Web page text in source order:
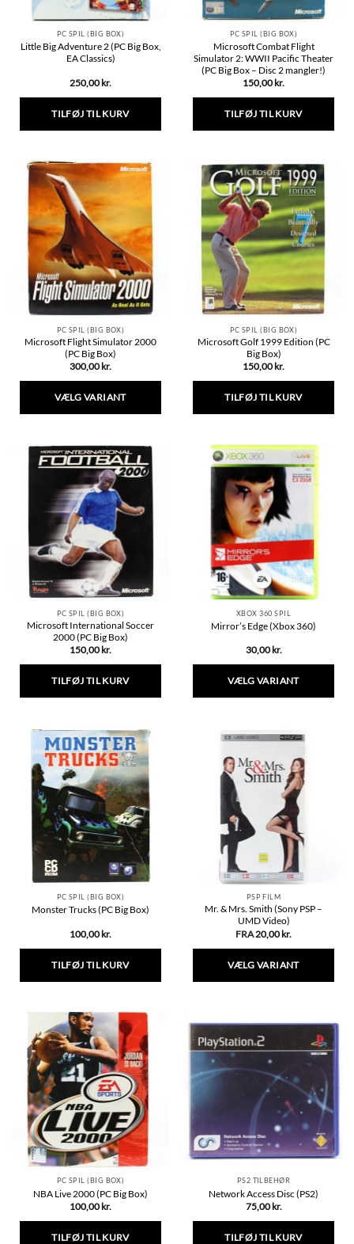
PC SPIL (BIG BOX)
Little Big Adventure 2 (PC Big Box,
EA Classics)
250,00 kr.
TILFØJ TIL KURV
PC SPIL (BIG BOX)
Microsoft Combat Flight
Simulator 2: WWII Pacific Theater
(PC Big Box – Disc 2 mangler!)
150,00 kr.
TILFØJ TIL KURV
PC SPIL (BIG BOX)
Microsoft Flight Simulator 2000
(PC Big Box)
300,00 kr.
VÆLG VARIANT
har
flere
varianter.
Mulighederne
kan
vælges
på
varesiden
PC SPIL (BIG BOX)
Microsoft Golf 1999 Edition (PC
Big Box)
150,00 kr.
TILFØJ TIL KURV
PC SPIL (BIG BOX)
Microsoft International Soccer
2000 (PC Big Box)
150,00 kr.
TILFØJ TIL KURV
XBOX 360 SPIL
Mirror’s Edge (Xbox 360)
30,00 kr.
VÆLG VARIANT
har
varianter.
Mulighederne
vælges
på
varesiden
PC SPIL (BIG BOX)
Monster Trucks (PC Big Box)
100,00 kr.
TILFØJ TIL KURV
PSP FILM
Mr. & Mrs. Smith (Sony PSP –
UMD Video)
FRA20,00 kr.
VÆLG VARIANT
flere
varianter.
Mulighederne
kan
vælges
varesiden
PC SPIL (BIG BOX)
NBA Live 2000 (PC Big Box)
100,00 kr.
TILFØJ TIL KURV
PS2 TILBEHØR
Network Access Disc (PS2)
75,00 kr.
TILFØJ TIL KURV